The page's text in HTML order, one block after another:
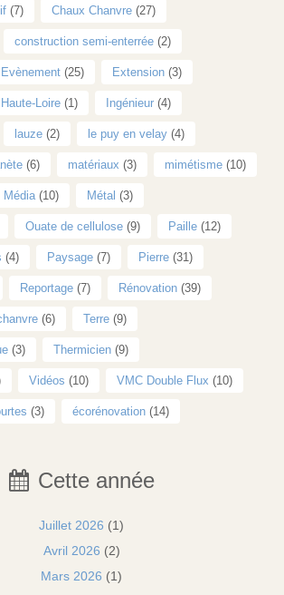
(7) Chaux Chanvre (27)
construction semi-enterrée (2)
Evènement (25) Extension (3)
Haute-Loire (1) Ingénieur (4)
lauze (2) le puy en velay (4)
(6) matériaux (3) mimétisme (10)
Média (10) Métal (3)
Ouate de cellulose (9) Paille (12)
(4) Paysage (7) Pierre (31)
Reportage (7) Rénovation (39)
(6) Terre (9)
(3) Thermicien (9)
Vidéos (10) VMC Double Flux (10)
(3) écorénovation (14)
Cette année
Juillet 2026 (1)
Avril 2026 (2)
Mars 2026 (1)